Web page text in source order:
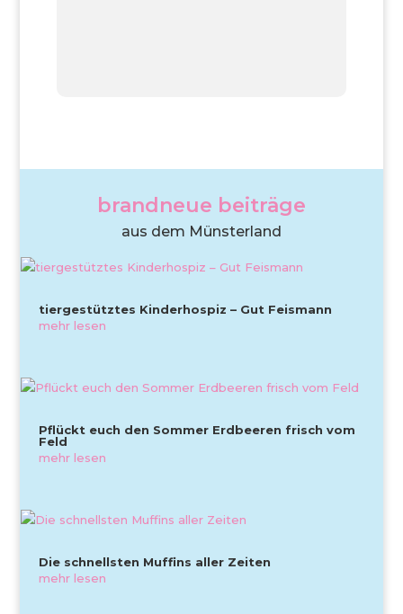
brandneue beiträge
aus dem Münsterland
tiergestütztes Kinderhospiz – Gut Feismann
mehr lesen
Pflückt euch den Sommer Erdbeeren frisch vom
Feld
mehr lesen
Die schnellsten Muffins aller Zeiten
mehr lesen